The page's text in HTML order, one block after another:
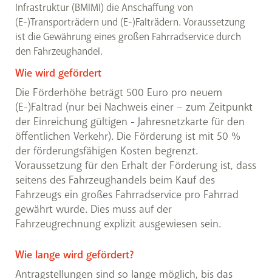
Infrastruktur (BMIMI) die Anschaffung von
(E-)Transporträdern und (E-)Falträdern. Voraussetzung
ist die Gewährung eines großen Fahrradservice durch
den Fahrzeughandel.
Wie wird gefördert
Die Förderhöhe beträgt 500 Euro pro neuem
(E-)Faltrad (nur bei Nachweis einer – zum Zeitpunkt
der Einreichung gültigen - Jahresnetzkarte für den
öffentlichen Verkehr). Die Förderung ist mit 50 %
der förderungsfähigen Kosten begrenzt.
Voraussetzung für den Erhalt der Förderung ist, dass
seitens des Fahrzeughandels beim Kauf des
Fahrzeugs ein großes Fahrradservice pro Fahrrad
gewährt wurde. Dies muss auf der
Fahrzeugrechnung explizit ausgewiesen sein.
Wie lange wird gefördert?
Antragstellungen sind so lange möglich, bis das